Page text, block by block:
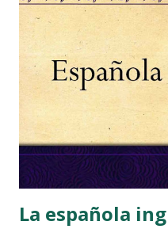
minimizan los efectos
que los libros estén 100%
basándome en algunos
estos bichos, he elaborado
sencillos pasos que me
viejos con menos
proliferan con la humedad
hábitat ideal se encuentra
La española